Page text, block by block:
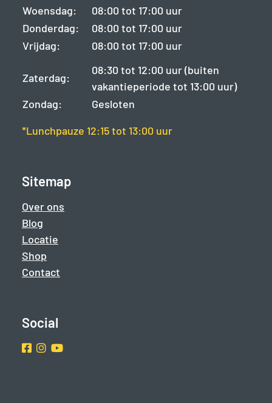
Woensdag:
08:00 tot 17:00 uur
Donderdag:
08:00 tot 17:00 uur
Vrijdag:
08:00 tot 17:00 uur
Zaterdag:
08:30 tot 12:00 uur (buiten
vakantieperiode tot 13:00 uur)
Zondag:
Gesloten
*Lunchpauze 12:15 tot 13:00 uur
Sitemap
Over ons
Blog
Locatie
Shop
Contact
Social
Facebook
Instragram
Youtube